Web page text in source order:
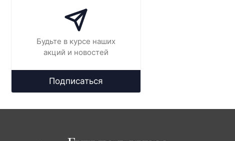
Будьте в курсе наших
акций и новостей
Подписаться